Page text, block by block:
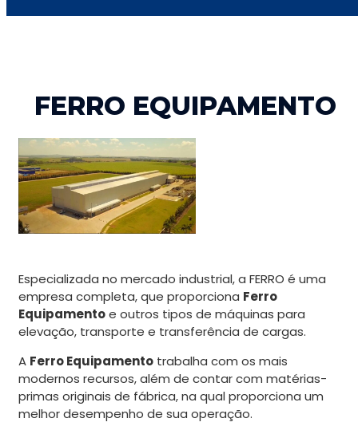
FERRO EQUIPAMENTO
Especializada no mercado industrial, a FERRO é uma
empresa completa, que proporciona Ferro
Equipamentoe outros tipos de máquinas para
elevação, transporte e transferência de cargas.
A Ferro Equipamento trabalha com os mais
modernos recursos, além de contar com matérias-
primas originais de fábrica, na qual proporciona um
melhor desempenho de sua operação.